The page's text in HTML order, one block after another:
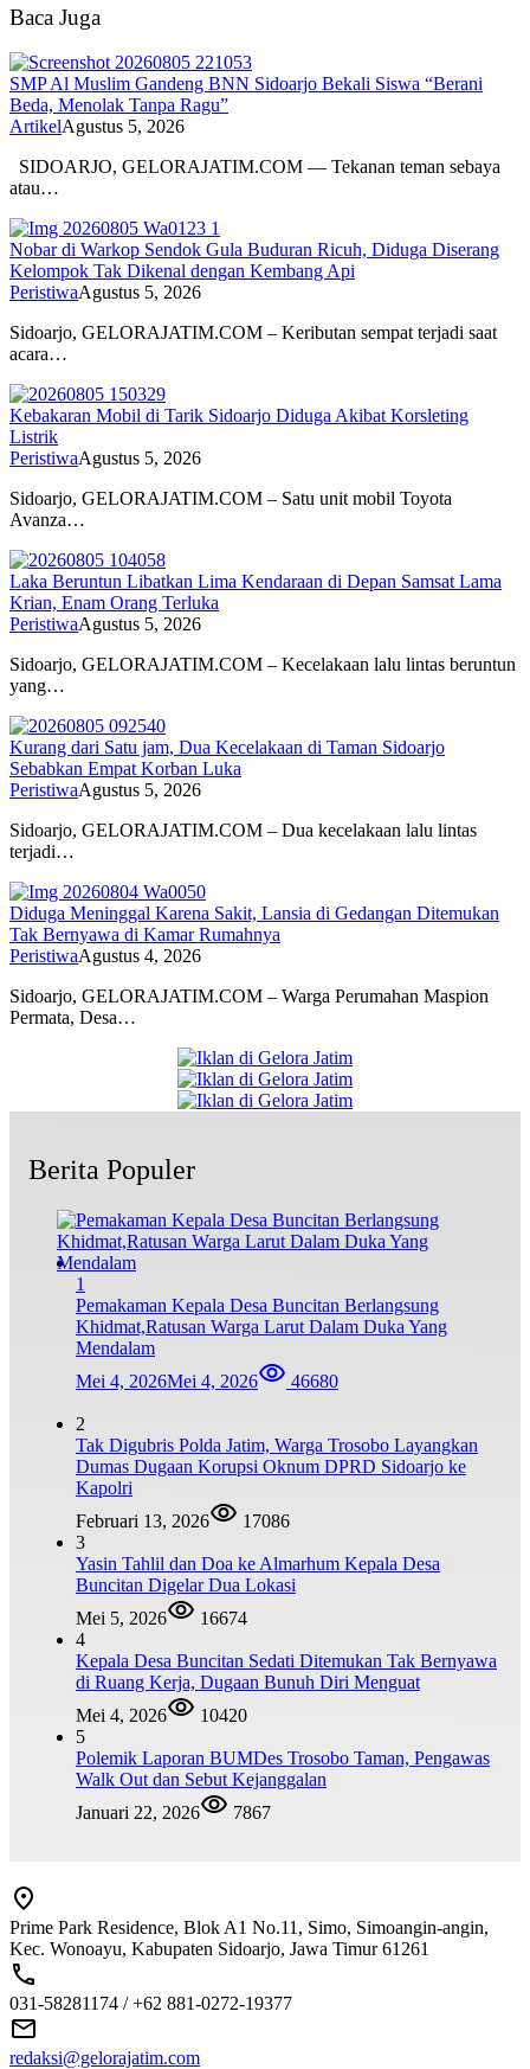
Baca Juga
SMP Al Muslim Gandeng BNN Sidoarjo Bekali Siswa “Berani
Beda, Menolak Tanpa Ragu”
ArtikelAgustus 5, 2026
SIDOARJO, GELORAJATIM.COM — Tekanan teman sebaya
atau…
Nobar di Warkop Sendok Gula Buduran Ricuh, Diduga Diserang
Kelompok Tak Dikenal dengan Kembang Api
PeristiwaAgustus 5, 2026
Sidoarjo, GELORAJATIM.COM – Keributan sempat terjadi saat
acara…
Kebakaran Mobil di Tarik Sidoarjo Diduga Akibat Korsleting
Listrik
PeristiwaAgustus 5, 2026
Sidoarjo, GELORAJATIM.COM – Satu unit mobil Toyota
Avanza…
Laka Beruntun Libatkan Lima Kendaraan di Depan Samsat Lama
Krian, Enam Orang Terluka
PeristiwaAgustus 5, 2026
Sidoarjo, GELORAJATIM.COM – Kecelakaan lalu lintas beruntun
yang…
Kurang dari Satu jam, Dua Kecelakaan di Taman Sidoarjo
Sebabkan Empat Korban Luka
PeristiwaAgustus 5, 2026
Sidoarjo, GELORAJATIM.COM – Dua kecelakaan lalu lintas
terjadi…
Diduga Meninggal Karena Sakit, Lansia di Gedangan Ditemukan
Tak Bernyawa di Kamar Rumahnya
PeristiwaAgustus 4, 2026
Sidoarjo, GELORAJATIM.COM – Warga Perumahan Maspion
Permata, Desa…
Berita Populer
1
Pemakaman Kepala Desa Buncitan Berlangsung
Khidmat,Ratusan Warga Larut Dalam Duka Yang
Mendalam
Mei 4, 2026Mei 4, 2026 46680
2
Tak Digubris Polda Jatim, Warga Trosobo Layangkan
Dumas Dugaan Korupsi Oknum DPRD Sidoarjo ke
Kapolri
Februari 13, 2026
17086
3
Yasin Tahlil dan Doa ke Almarhum Kepala Desa
Buncitan Digelar Dua Lokasi
Mei 5, 2026
16674
4
Kepala Desa Buncitan Sedati Ditemukan Tak Bernyawa
di Ruang Kerja, Dugaan Bunuh Diri Menguat
Mei 4, 2026
10420
5
Polemik Laporan BUMDes Trosobo Taman, Pengawas
Walk Out dan Sebut Kejanggalan
Januari 22, 2026
7867
Prime Park Residence, Blok A1 No.11, Simo, Simoangin-angin,
Kec. Wonoayu, Kabupaten Sidoarjo, Jawa Timur 61261
031-58281174 / +62 881-0272-19377
redaksi@gelorajatim.com